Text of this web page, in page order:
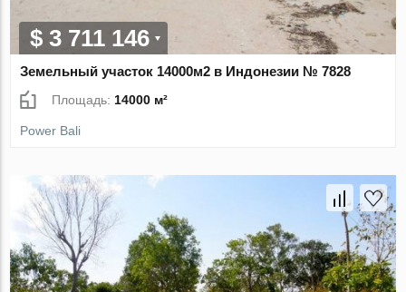
$ 3 711 146
Земельный участок 14000м2 в Индонезии № 7828
Площадь: 14000 м²
Power Bali